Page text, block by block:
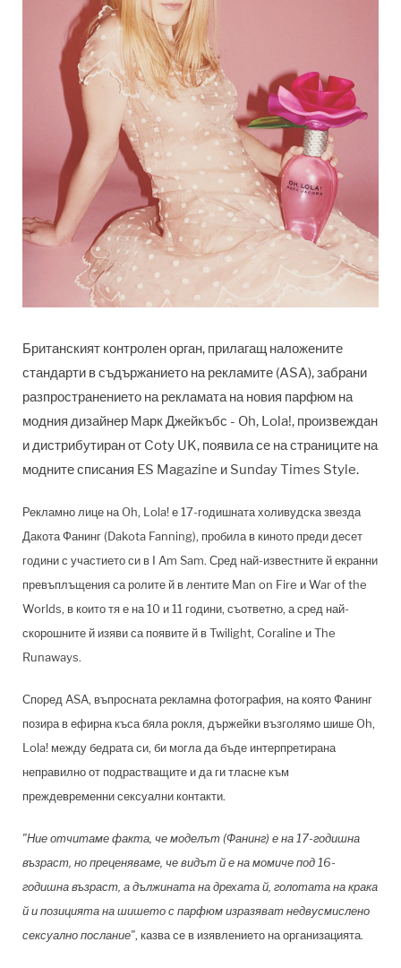
Британският контролен орган, прилагащ наложените
стандарти в съдържанието на рекламите (ASA), забрани
разпространението на рекламата на новия парфюм на
модния дизайнер Марк Джейкъбс - Oh, Lola!, произвеждан
и дистрибутиран от Coty UK, появила се на страниците на
модните списания ES Magazine и Sunday Times Style.
Рекламно лице на Oh, Lola! е 17-годишната холивудска звезда
Дакота Фанинг (Dakota Fanning), пробила в киното преди десет
години с участието си в I Am Sam. Сред най-известните й екранни
превъплъщения са ролите й в лентите Man on Fire и War of the
Worlds, в които тя е на 10 и 11 години, съответно, а сред най-
скорошните й изяви са появите й в Twilight, Coraline и The
Runaways.
Според ASA, въпросната рекламна фотография, на която Фанинг
позира в ефирна къса бяла рокля, държейки възголямо шише Oh,
Lola! между бедрата си, би могла да бъде интерпретирана
неправилно от подрастващите и да ги тласне към
преждевременни сексуални контакти.
"Ние отчитаме факта, че моделът (Фанинг) е на 17-годишна
възраст, но преценяваме, че видът й е на момиче под 16-
годишна възраст, а дължината на дрехата й, голотата на крака
й и позицията на шишето с парфюм изразяват недвусмислено
сексуално послание", казва се в изявлението на организацията.